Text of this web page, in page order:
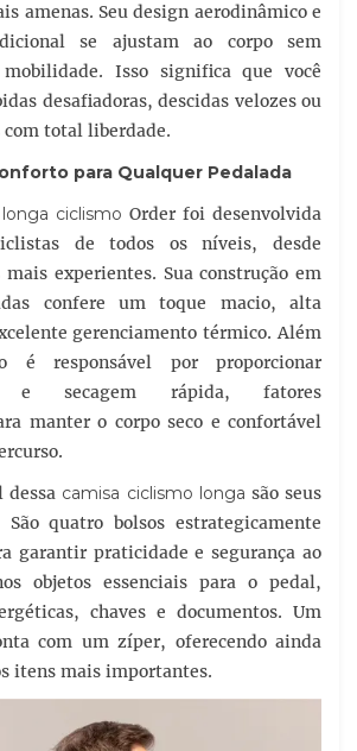
amenas. Seu design aerodinâmico e
se ajustam ao corpo sem
Isso significa que você
desafiadoras, descidas velozes ou
com total liberdade.
para Qualquer Pedalada
ciclismo Order foi desenvolvida
de todos os níveis, desde
experientes. Sua construção em
confere um toque macio, alta
gerenciamento térmico. Além
é responsável por proporcionar
e secagem rápida, fatores
manter o corpo seco e confortável
dessa camisa ciclismo longa são seus
São quatro bolsos estrategicamente
garantir praticidade e segurança ao
objetos essenciais para o pedal,
chaves e documentos. Um
com um zíper, oferecendo ainda
itens mais importantes.